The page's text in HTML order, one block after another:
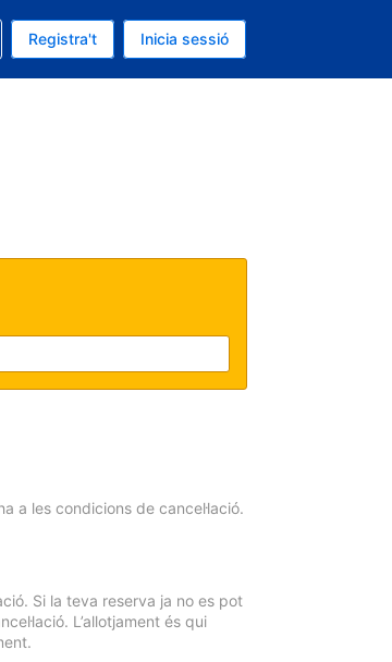
Registra't Inicia sessió
a les condicions de cancel·lació.
Si la teva reserva ja no es pot
L’allotjament és qui